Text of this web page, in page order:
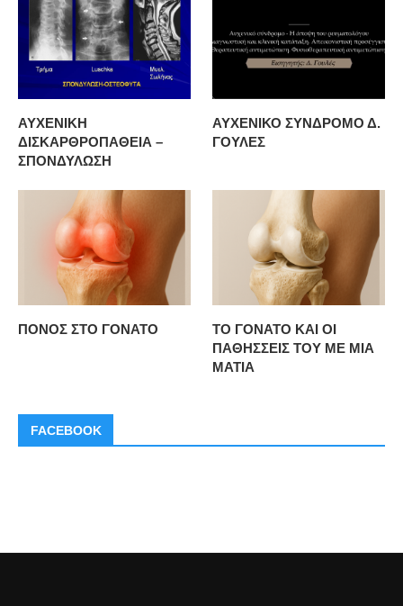
ΑΥΧΕΝΙΚΗ
ΔΙΣΚΑΡΘΡΟΠΑΘΕΙΑ –
ΣΠΟΝΔΥΛΩΣΗ
ΑΥΧΕΝΙΚΟ ΣΥΝΔΡΟΜΟ Δ.
ΓΟΥΛΕΣ
ΠΟΝΟΣ ΣΤΟ ΓΟΝΑΤΟ
ΤΟ ΓΟΝΑΤΟ ΚΑΙ ΟΙ
ΠΑΘΗΣΣΕΙΣ ΤΟΥ ΜΕ ΜΙΑ
ΜΑΤΙΑ
FACEBOOK